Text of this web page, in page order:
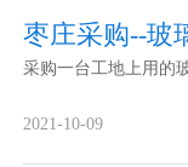
枣庄采购--玻
采购一台工地上用的
2021-10-09